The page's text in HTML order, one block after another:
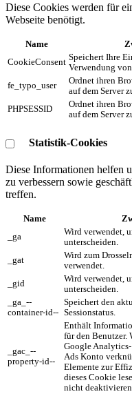
Diese Cookies werden für
Webseite benötigt.
Name
CookieConsent Speichert Ihre
Verwendung
fe_typo_user
Ordnet ihren
auf dem Server
PHPSESSID
Ordnet ihren
auf dem Server
Statistik-Cookies
Diese Informationen helfen
zu verbessern sowie
treffen.
Name
_ga
Wird verwendet,
unterscheiden.
_gat
Wird zum
verwendet.
_gid
Wird verwendet,
unterscheiden.
_ga_--
container-id--
Speichert den
Sessionstatus.
_gac_--
property-id--
Enthält
für den Benutzer.
Google
Ads Konto
Elemente zur
dieses Cookie
nicht